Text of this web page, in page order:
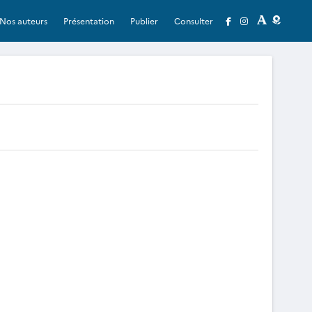
Nos auteurs Présentation Publier Consulter